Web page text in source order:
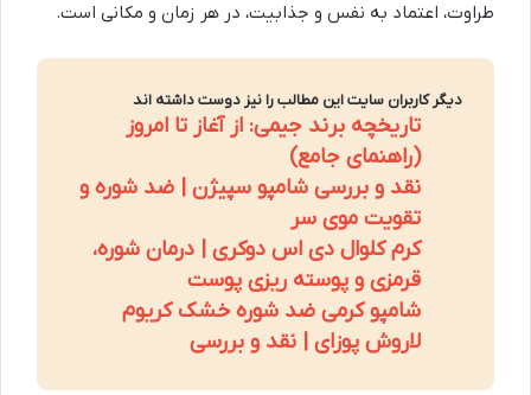
طراوت، اعتماد به نفس و جذابیت، در هر زمان و مکانی است.
دیگر کاربران سایت این مطالب را نیز دوست داشته اند
تاریخچه برند جیمی: از آغاز تا امروز
(راهنمای جامع)
نقد و بررسی شامپو سپیژن | ضد شوره و
تقویت موی سر
کرم کلوال دی اس دوکری | درمان شوره،
قرمزی و پوسته ریزی پوست
شامپو کرمی ضد شوره خشک کریوم
لاروش پوزای | نقد و بررسی